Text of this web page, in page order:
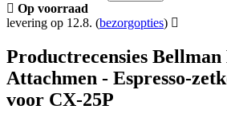
Op voorraad
levering op 12.8. (bezorgopties)
Productrecensies
Attachmen - Espresso-
voor CX-25P